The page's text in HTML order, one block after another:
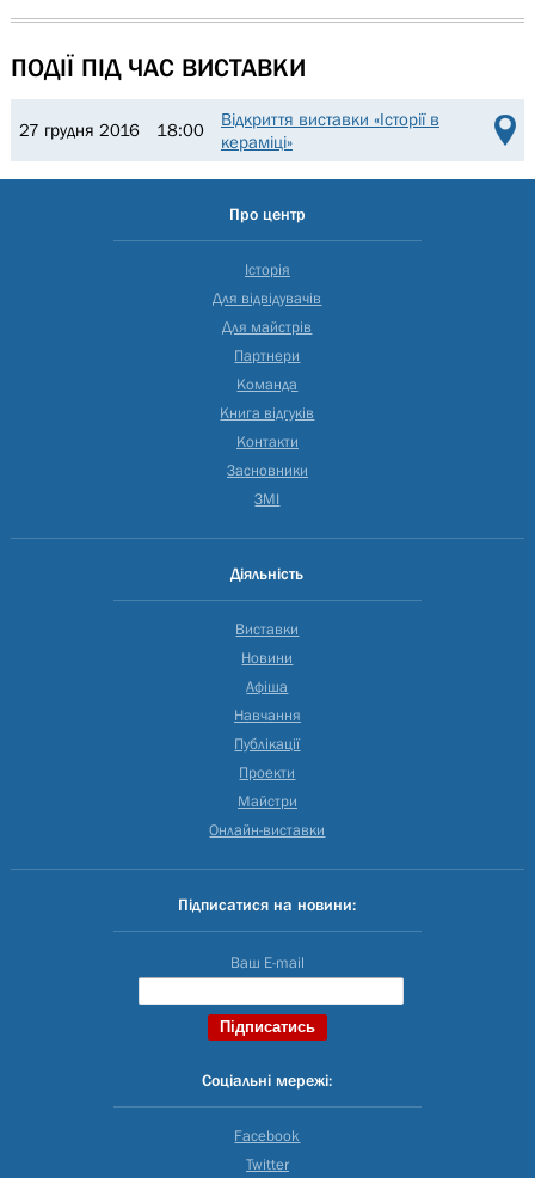
ПОДІЇ ПІД ЧАС ВИСТАВКИ
27 грудня 2016 18:00
Відкриття виставки «Історії в
кераміці»
Про центр
Історія
Для відвідувачів
Для майстрів
Партнери
Команда
Книга відгуків
Контакти
Засновники
ЗМІ
Діяльність
Виставки
Новини
Афіша
Навчання
Публікації
Проекти
Майстри
Онлайн-виставки
Підписатися на новини:
Ваш E-mail
Соціальні мережі:
Facebook
Twitter